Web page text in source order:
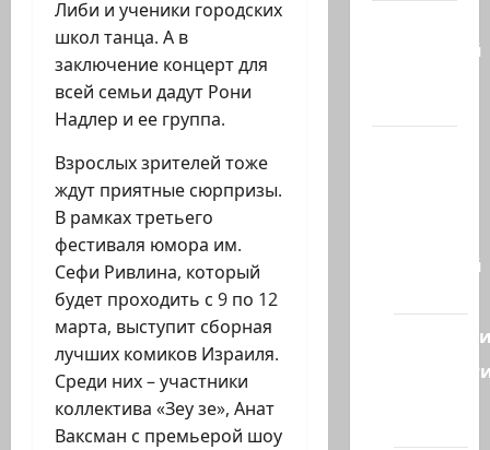
Либи и ученики городских
школ танца. А в
заключение концерт для
всей семьи дадут Рони
Надлер и ее группа.
Взрослых зрителей тоже
ждут приятные сюрпризы.
В рамках третьего
фестиваля юмора им.
Сефи Ривлина, который
будет проходить с 9 по 12
марта, выступит сборная
лучших комиков Израиля.
Среди них – участники
коллектива «Зеу зе», Анат
Ваксман с премьерой шоу
Котлярский
Ближний